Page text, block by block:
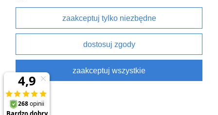
Piżamy dla dzieci
Piżamy damskie
Piżamy męskie
Koszule noce
Szlaforki damskie
Bokerki do spania
zaakceptuj tylko niezbędne
dostosuj zgody
zaakceptuj wszystkie